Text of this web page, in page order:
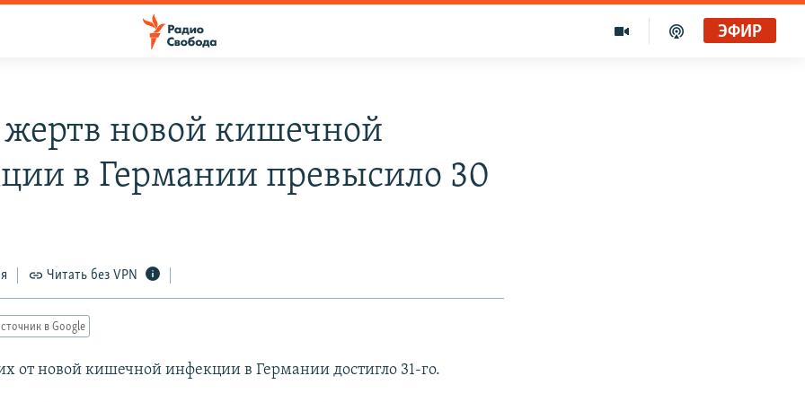
ЭФИР
жертв новой кишечной
в Германии превысило 30
Читать без VPN
в Google
от новой кишечной инфекции в Германии достигло 31-го.